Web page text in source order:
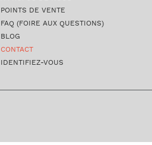
POINTS DE VENTE
FAQ (FOIRE AUX QUESTIONS)
BLOG
CONTACT
IDENTIFIEZ-VOUS